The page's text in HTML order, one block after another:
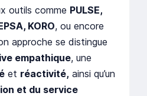
outils comme PULSE,
KORO, ou encore
approche se distingue
empathique, une
et réactivité, ainsi qu’un
et du service